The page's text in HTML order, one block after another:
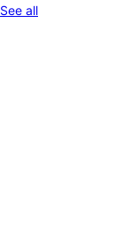
See allreviews